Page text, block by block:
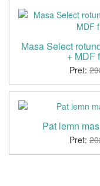
Masa Select
+ MDF
Pret:
Pat lemn
Pret: